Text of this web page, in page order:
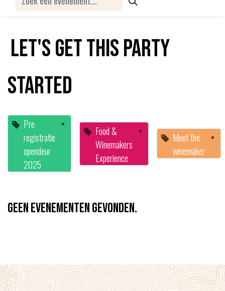
Let's get this party
started
Pre
registratie
opendeur
2025
×
Food &
Winemakers
Experience
×
Meet the
winemaker
×
Geen evenementen gevonden.